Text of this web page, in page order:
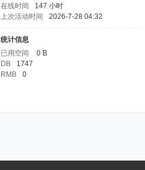
在线时间
147 小时
上次活动时间
2026-7-28 04:32
统计信息
已用空间
0 B
DB
1747
RMB
0